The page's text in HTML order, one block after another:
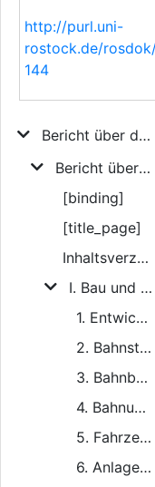
http://purl.uni-
rostock.de/
144
Bericht über die Verwaltung der Mecklenburg-Schwerinschen Landeseisenbahn
Bericht über die Verwaltung der Großherzoglich Mecklenburgischen Friedrich Franz-Eisenbahn
[binding]
[title_page]
Inhaltsverzeichnis.
I. Bau und Ausrüstung der Bahn.
1. Entwicklung des Bahnnetzes.
2. Bahnstrecken und Anschlüsse am 31. März 1912.
3. Bahnbeschreibung.
4. Bahnunterhaltung.
5. Fahrzeuge.
6. Anlagekapital.